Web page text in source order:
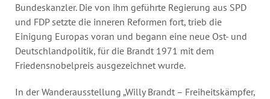
Bundeskanzler. Die von ihm geführte Regierung aus SPD
und FDP setzte die inneren Reformen fort, trieb die
Einigung Europas voran und begann eine neue Ost- und
Deutschlandpolitik, für die Brandt 1971 mit dem
Friedensnobelpreis ausgezeichnet wurde.
In der Wanderausstellung „Willy Brandt – Freiheitskämpfer,